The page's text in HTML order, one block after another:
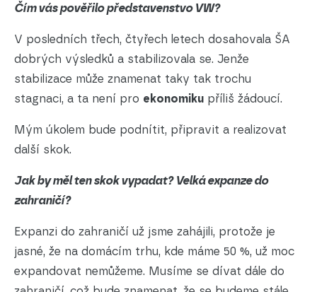
Čím vás pověřilo představenstvo VW?
V posledních třech, čtyřech letech dosahovala ŠA
dobrých výsledků a stabilizovala se. Jenže
stabilizace může znamenat taky tak trochu
stagnaci, a ta není pro ekonomiku příliš žádoucí.
Mým úkolem bude podnítit, připravit a realizovat
další skok.
Jak by měl ten skok vypadat? Velká expanze do
zahraničí?
Expanzi do zahraničí už jsme zahájili, protože je
jasné, že na domácím trhu, kde máme 50 %, už moc
expandovat nemůžeme. Musíme se dívat dále do